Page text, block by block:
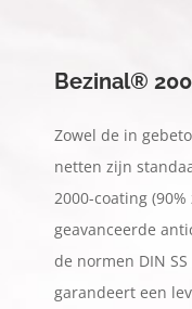
Bezinal®
Zowel de in
netten zijn
2000-coating
geavanceerde
de normen DIN SS
garandeert een